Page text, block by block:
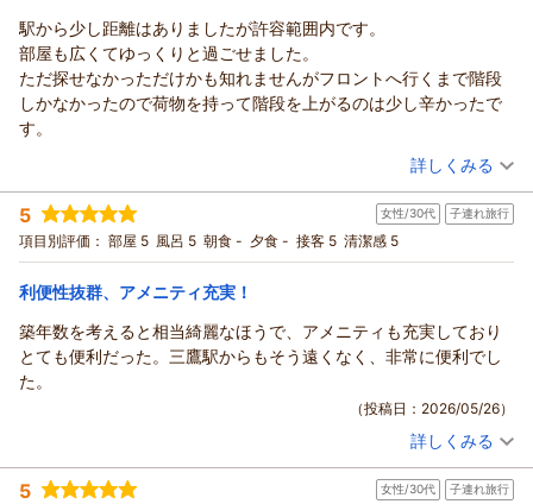
リッチモンドホテル東京武蔵野からの返信
この度はリッチモンドホテル東京武蔵野をご利用いただきまし
て、誠にありがとうございます。
駅からホテルまでの距離につきましては、ご不便をおかけした
面もあったかと存じます。
そのような中でも、周辺環境の安心感やスタッフの対応につい
てお褒めのお言葉をいただき、大変嬉しく拝読いたしました。
特にスタッフへのお客様からいただく温かいお声は、私どもに
とって何よりの励みでございます。
今後もお客様一人ひとりに寄り添ったサービスを心掛けてまい
ります。
できれば幸いでございます。
支配人 小西 フロント 笠原
駅から少し距離はありましたが許容範囲内です。
部屋も広くてゆっくりと過ごせました。
ただ探せなかっただけかも知れませんがフロントへ行くまで階段
しかなかったので荷物を持って階段を上がるのは少し辛かったで
す。
（投稿日：2026/06/01）
宿泊時期： 2026年05月宿泊 (出張)
投稿者： ぽんちゃんさん
宿泊プラン： 【じゃらんスペシャルウィーク】【早割30/素泊り】30日前ま
での早期割引予約でお得！
シングル 食事なし
宿泊価格帯： 10,001～11,000円(大人一人あたり/税込)
リッチモンドホテル東京武蔵野からの返信
この度はリッチモンドホテル東京武蔵野をご利用いただき誠に
ありがとうございます。
御滞在中はごゆっくりお過ごしいただけたようで何よりでござ
また、駐車場内にあるフロントまでのエレベーターの位置が分
かりづらく、階段でお越しいただきご足労をお掛けしました
詳しくみる
5 女性/30代 子連れ旅行
項目別評価： 部屋 5 風呂 5 朝食 - 夕食 - 接客 5 清潔感 5
利便性抜群、アメニティ充実！
築年数を考えると相当綺麗なほうで、アメニティも充実しており
とても便利だった。三鷹駅からもそう遠くなく、非常に便利でし
た。
（投稿日：2026/05/26）
投稿者： おゆきさん(女性/30代)
宿泊プラン： 【素泊り】宿泊以外は不要・シンプルステイプラン
シングル
詳しくみる
5 女性/30代 子連れ旅行